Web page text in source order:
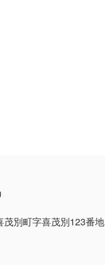
茂別町字喜茂別123番地